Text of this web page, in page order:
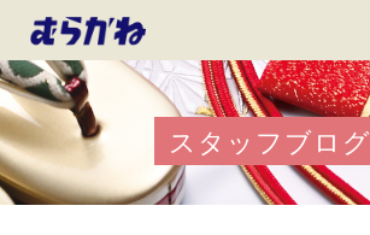
スタッフブログ